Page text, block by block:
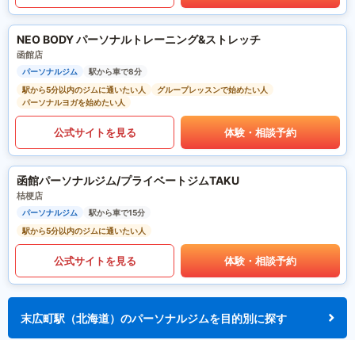
NEO BODY パーソナルトレーニング&ストレッチ
函館店
パーソナルジム
駅から車で8分
駅から5分以内のジムに通いたい人
グループレッスンで始めたい人
パーソナルヨガを始めたい人
公式サイトを見る 体験・相談予約
函館パーソナルジム/プライベートジムTAKU
桔梗店
パーソナルジム
駅から車で15分
駅から5分以内のジムに通いたい人
公式サイトを見る 体験・相談予約
末広町駅（北海道）のパーソナルジムを目的別に探す